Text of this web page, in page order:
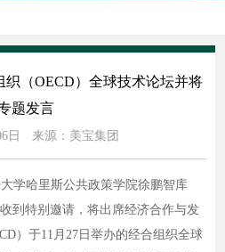
（OECD）全球技术论坛并将
题发言
日 来源：美宝集团
学哈里斯公共政策学院徐鹏智库
收到特别邀请，将出席经济合作与发
）于11月27日举办的经合组织全球